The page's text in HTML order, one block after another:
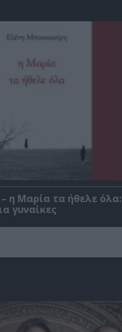
η Μαρία τα ήθελε
γυναίκες